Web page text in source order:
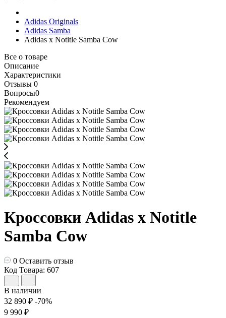
Adidas Originals
Adidas Samba
Adidas x Notitle Samba Cow
Все о товаре
Описание
Характеристики
Отзывы 0
Вопросы0
Рекомендуем
Кроссовки Adidas x Notitle
Samba Cow
0 Оставить отзыв
Код Товара: 607
В наличии
32 890 ₽ -70%
9 990 ₽